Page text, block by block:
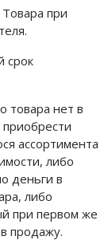
при
срок
товара нет в
ассортимента
либо
деньги в
либо
при первом же
продажу.